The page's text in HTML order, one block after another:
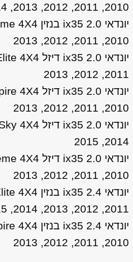
2010, 2011, 2012, 2013, 2014, 2015
2010, 2011, 2012, 2013
2011, 2012, 2013
2010, 2011, 2012, 2013
2014, 2015
2010, 2011, 2012, 2013
2011, 2012, 2013, 2014, 2015
2010, 2011, 2012, 2013